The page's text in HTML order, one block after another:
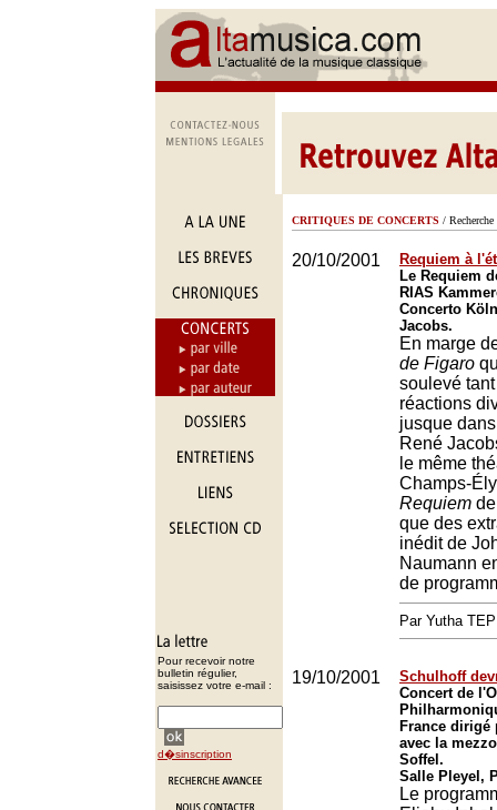
Pour recevoir notre
bulletin régulier,
saisissez votre e-mail :
d�sinscription
CRITIQUES DE CONCERTS / Recherche
20/10/2001
Requiem à
Le Requiem
RIAS
Concerto
Jacobs.
En marge
de Figaro
soulevé
réactions
jusque
René
le même
Champs-
Requiem
que des
inédit de
Naumann
de
Par Yutha TEP
19/10/2001
Schulhoff
Concert de
France dirigé
avec la
Soffel.
Salle Pleyel,
Le